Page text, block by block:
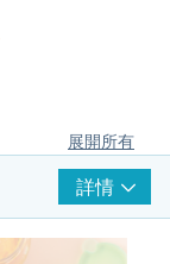
展開所有
詳情